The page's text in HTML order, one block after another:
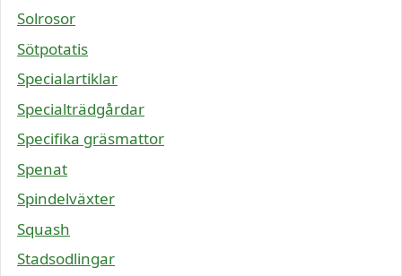
Solrosor
Sötpotatis
Specialartiklar
Specialträdgårdar
Specifika gräsmattor
Spenat
Spindelväxter
Squash
Stadsodlingar